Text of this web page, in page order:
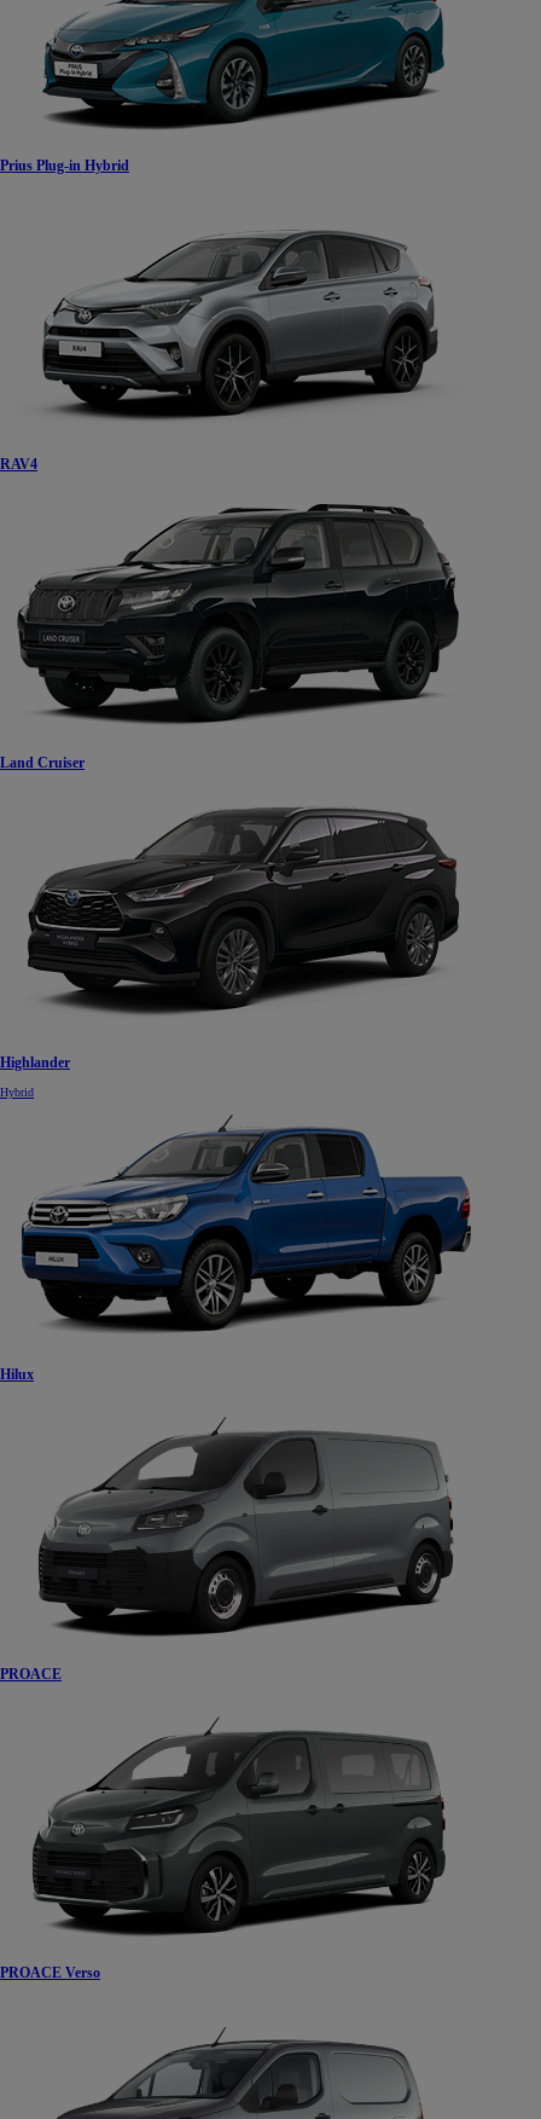
Prius Plug-in Hybrid
RAV4
Land Cruiser
Highlander
Hybrid
Hilux
PROACE
PROACE Verso